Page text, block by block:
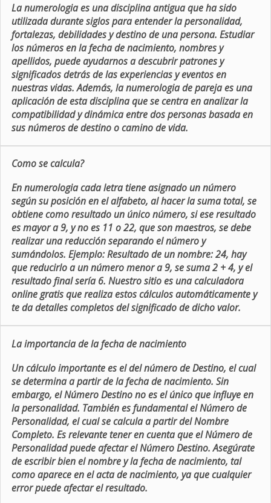
La numerologia es una disciplina antigua que ha sido
utilizada durante siglos para entender la personalidad,
fortalezas, debilidades y destino de una persona. Estudiar
los números en la fecha de nacimiento, nombres y
apellidos, puede ayudarnos a descubrir patrones y
significados detrás de las experiencias y eventos en
nuestras vidas. Además, la numerologia de pareja es una
aplicación de esta disciplina que se centra en analizar la
compatibilidad y dinámica entre dos personas basada en
sus números de destino o camino de vida.
Como se calcula?
En numerologia cada letra tiene asignado un número
según su posición en el alfabeto, al hacer la suma total, se
obtiene como resultado un único número, si ese resultado
es mayor a 9, y no es 11 o 22, que son maestros, se debe
realizar una reducción separando el número y
sumándolos. Ejemplo: Resultado de un nombre: 24, hay
que reducirlo a un número menor a 9, se suma 2 + 4, y el
resultado final sería 6. Nuestro sitio es una calculadora
online gratis que realiza estos cálculos automáticamente y
te da detalles completos del significado de dicho valor.
La importancia de la fecha de nacimiento
Un cálculo importante es el del número de Destino, el cual
se determina a partir de la fecha de nacimiento. Sin
embargo, el Número Destino no es el único que influye en
la personalidad. También es fundamental el Número de
Personalidad, el cual se calcula a partir del Nombre
Completo. Es relevante tener en cuenta que el Número de
Personalidad puede afectar el Número Destino. Asegúrate
de escribir bien el nombre y la fecha de nacimiento, tal
como aparece en el acta de nacimiento, ya que cualquier
error puede afectar el resultado.